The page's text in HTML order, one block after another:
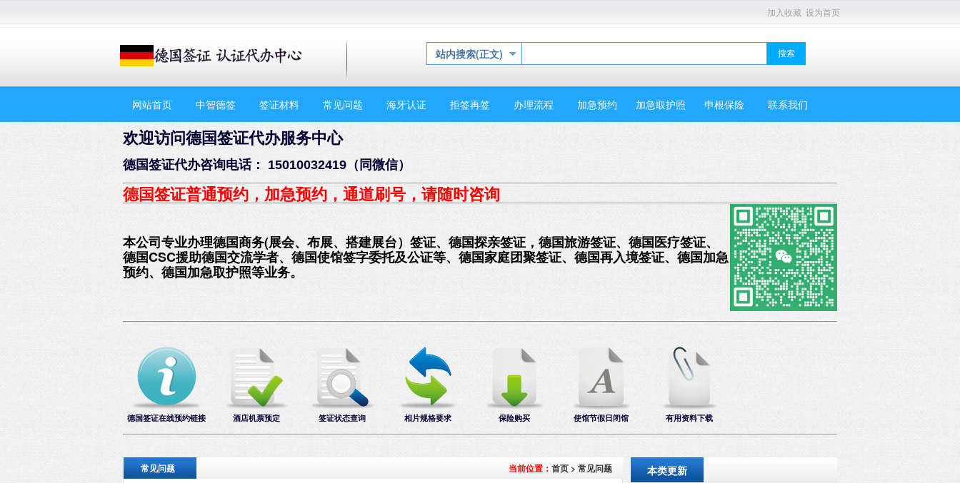
加入收藏 设为首页
站内搜索(正文)
网站首页 中智德签 签证材料 常见问题 海牙认证 拒签再签 办理流程 加急预约 加急取护照 申根保险 联系我们
欢迎访问德国签证代办服务中心
德国签证代办咨询电话： 15010032419（同微信）
德国签证普通预约，加急预约 ，通道刷号，请随时咨询
本公司专业办理德国商务(展会、布展、搭建展台）签证、德国探亲签证，德国旅游签证、德国医疗签证、
德国CSC援助德国交流学者、德国使馆签字委托及公证等、德国家庭团聚签证、德国再入境签证、德国加急
预约、德国加急取护照等业务。
德国签证在线预约链接 酒店机票预定 签证状态查询 相片规格要求 保险购买 使馆节假日闭馆 有用资料下载
常见问题 当前位置： 首页 > 常见问题 本类更新